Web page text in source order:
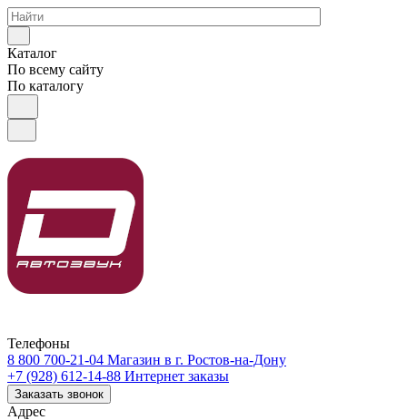
Каталог
По всему сайту
По каталогу
Телефоны
8 800 700-21-04 Магазин в г. Ростов-на-Дону
+7 (928) 612-14-88 Интернет заказы
Заказать звонок
Адрес